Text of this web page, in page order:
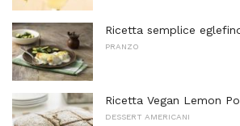
Ricetta semplice
PRANZO
Ricetta Vegan Lemon
DESSERT AMERICANI